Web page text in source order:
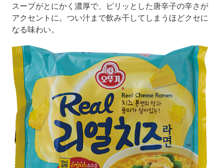
スープがとにかく濃厚で、ピリッとした唐辛子の辛さが
アクセントに。つい汁まで飲み干してしまうほどクセに
なる味わい。